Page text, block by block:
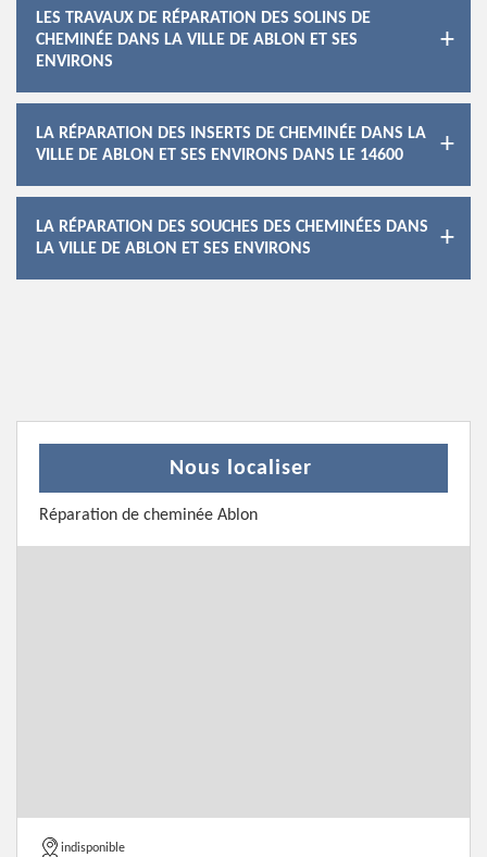
LES TRAVAUX DE RÉPARATION DES SOLINS DE
CHEMINÉE DANS LA VILLE DE ABLON ET SES
ENVIRONS
LA RÉPARATION DES INSERTS DE CHEMINÉE DANS LA
VILLE DE ABLON ET SES ENVIRONS DANS LE 14600
LA RÉPARATION DES SOUCHES DES CHEMINÉES DANS
LA VILLE DE ABLON ET SES ENVIRONS
Nous localiser
Réparation de cheminée Ablon
indisponible